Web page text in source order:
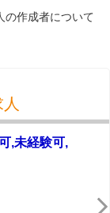
の作成者について
,未経験可,